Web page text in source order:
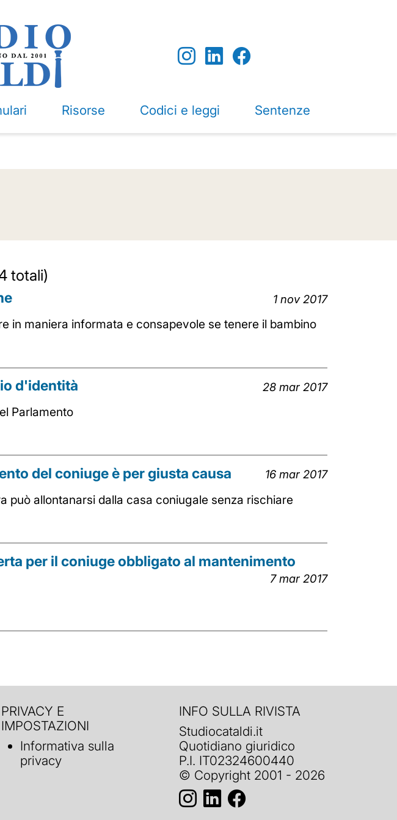
Risorse Codici e leggi Sentenze
totali)
1 nov 2017
in maniera informata e consapevole se tenere il bambino
d'identità 28 mar 2017
Parlamento
del coniuge è per giusta causa 16 mar 2017
allontanarsi dalla casa coniugale senza rischiare
per il coniuge obbligato al mantenimento
7 mar 2017
PRIVACY E
IMPOSTAZIONI
Informativa sulla
privacy
INFO SULLA RIVISTA
Studiocataldi.it
Quotidiano giuridico
P.I. IT02324600440
© Copyright 2001 - 2026